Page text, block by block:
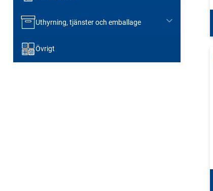
Uthyrning, tjänster och emballage
Övrigt